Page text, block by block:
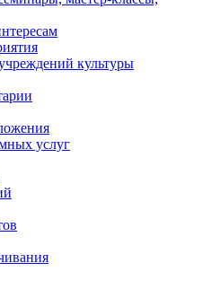
культуры
услуг